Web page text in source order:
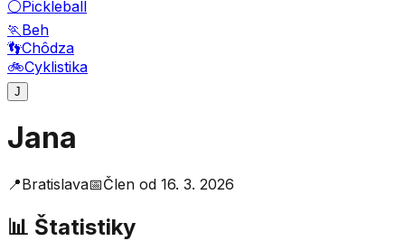
⚪Pickleball
🏃Beh
👣Chôdza
🚲Cyklistika
J
Jana
📍Bratislava📅Člen od 16. 3. 2026
📊 Štatistiky